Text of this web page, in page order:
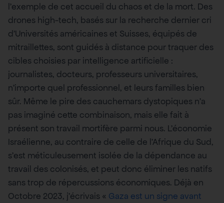
l’exemple de cet accueil du chaos et de la mort. Des
drones high-tech, basés sur la recherche dernier cri
d’Universités américaines et Suisses, équipés de
mitraillettes, sont guidés à distance pour traquer des
cibles choisies par intelligence artificielle :
journalistes, docteurs, professeurs universitaires,
n’importe quel professionnel, et leurs familles bien
sûr. Même le pire des cauchemars dystopiques n’a
pas imaginé cette combinaison, mais elle fait à
présent son travail mortifère parmi nous. L’économie
Israélienne, au contraire de celle de l’Afrique du Sud,
s’est méticuleusement isolée de la dépendance au
travail des colonisés, et peut donc éliminer les natifs
sans trop de répercussions économiques. Déjà en
Octobre 2023, j’écrivais « Gaza est un signe avant